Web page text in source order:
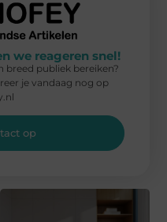
we reageren snel!
breed publiek bereiken?
je vandaag nog op
op